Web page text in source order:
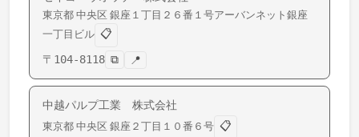
東京都 中央区 銀座 １丁目２６番１号アーバンネット銀座
一丁目ビル 📋
〒 104-8118 ⧉ 📍
中越パルプ工業 株式会社
東京都 中央区 銀座 ２丁目１０番６号 📋